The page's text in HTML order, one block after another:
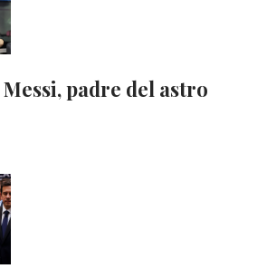
padre del astro